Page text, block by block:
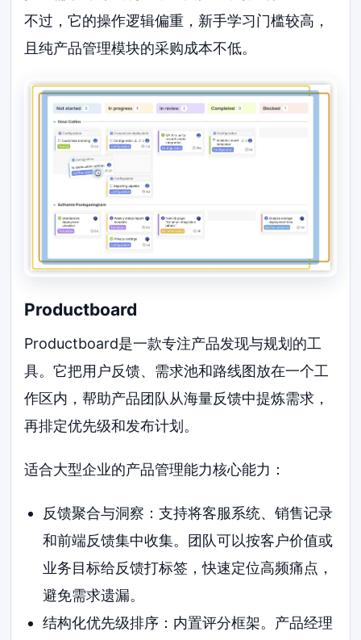
不过，它的操作逻辑偏重，新手学习门槛较高，
且纯产品管理模块的采购成本不低。
Productboard
Productboard是一款专注产品发现与规划的工
具。它把用户反馈、需求池和路线图放在一个工
作区内，帮助产品团队从海量反馈中提炼需求，
再排定优先级和发布计划。
适合大型企业的产品管理能力核心能力：
反馈聚合与洞察：支持将客服系统、销售记录
和前端反馈集中收集。团队可以按客户价值或
业务目标给反馈打标签，快速定位高频痛点，
避免需求遗漏。
结构化优先级排序：内置评分框架。产品经理